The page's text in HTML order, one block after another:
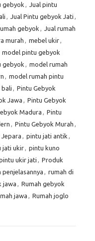
gebyok , Jual pintu
, Jual Pintu gebyok Jati ,
gebyok , Jual rumah
murah , mebel ukir,
model pintu gebyok
gebyok , model rumah
, model rumah pintu
bali , Pintu Gebyok
Jawa , Pintu Gebyok
Madura , Pintu
, Pintu Gebyok Murah ,
, pintu jati antik ,
jati ukir, pintu kuno
ukir jati , Produk
, rumah di
jawa , Rumah gebyok
jawa , Rumah joglo